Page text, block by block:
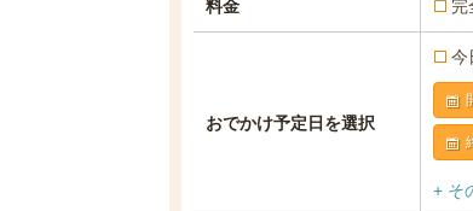
料金 完
おでかけ予定日を選択
今
+ そ